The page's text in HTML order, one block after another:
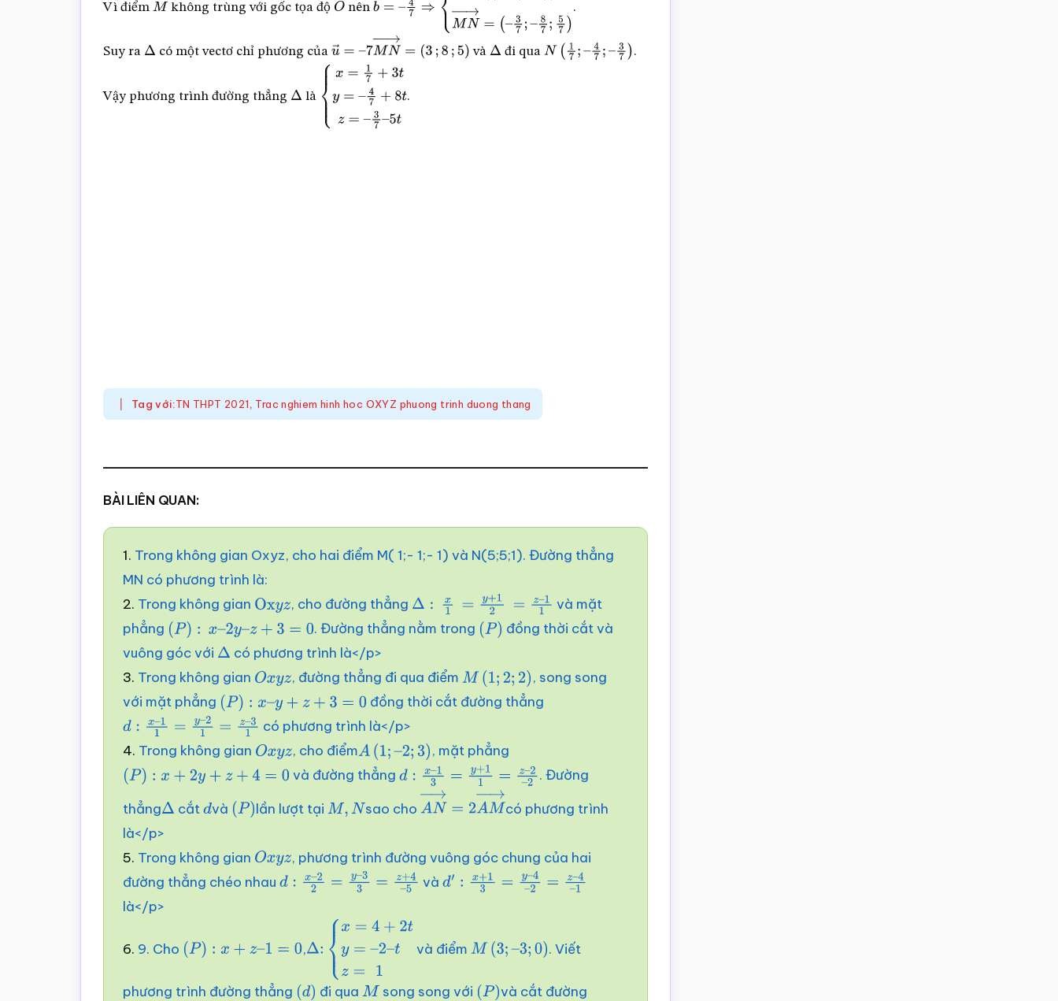
Vì điểm M không trùng với gốc tọa độ Onên b =– ⇒ {N 17 ;–47;– M N =
37;–8
.
Suy ra Δ có một vectơ chỉ phương củau →= –7MN →= (3; 8 ;5 ) và Δ đi quaN 1 7; – 7;–3 ) .
Vậy phương trình đường thẳng Δ là {x = 17+ ty =
–
47 +8 –3 – 5
.
Tag với:TN THPT 2021, Trac nghiem hinh hoc OXYZ phuong trinh duong thang
BÀI LIÊN QUAN:
1. Trong không gian Oxyz, cho hai điểm M( 1;- 1;- 1) và N(5;5;1). Đường thẳng
MN có phương trình là:
2. Trong không gian Oxyz , cho đường thẳng Δ: x1 =y +12 =z–1 1
và mặt
phẳng (P): x –2y–z+3 =0 . Đường thẳng nằm trong (P) đồng thời cắt và
vuông góc với Δ có phương trình là</p>
3. Trong không gian Oxyz, đường thẳng đi qua điểm M( 1;2; 2)
, song song
với mặt phẳng (P): x –y+z+3 = 0
đồng thời cắt đường thẳng
d x –11= y– 21= z–31
có phương trình là</p>
4. Trong không gian Oxyz, cho điểmA( 1;–2;3)
, mặt phẳng
(P): x +2 y+ z+4= 0 và đường thẳng d: x –13=y+ 11=z –2 –2 . Đường
thẳngΔ cắtdvà (P) lần lượt tại M,N sao choAN→= 2AM→có phương trình
là</p>
5. Trong không gian Oxyz, phương trình đường vuông góc chung của hai
đường thẳng chéo nhau d x –22 =y –33 =z+ 4– vàd′ x +13= y– 4–2 =z –
là</p>
6. 9. Cho (P): x +z –1 =0 ,Δ:{ x=4 +2 ty=–
z=1
và điểm M( 3;–3;0) . Viết
phương trình đường thẳng (d) đi quaM song song với (P)và cắt đường